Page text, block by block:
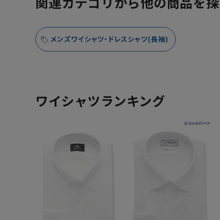
メンズワイシャツ・ドレスシャツ(長袖)
ワイシャツランキング